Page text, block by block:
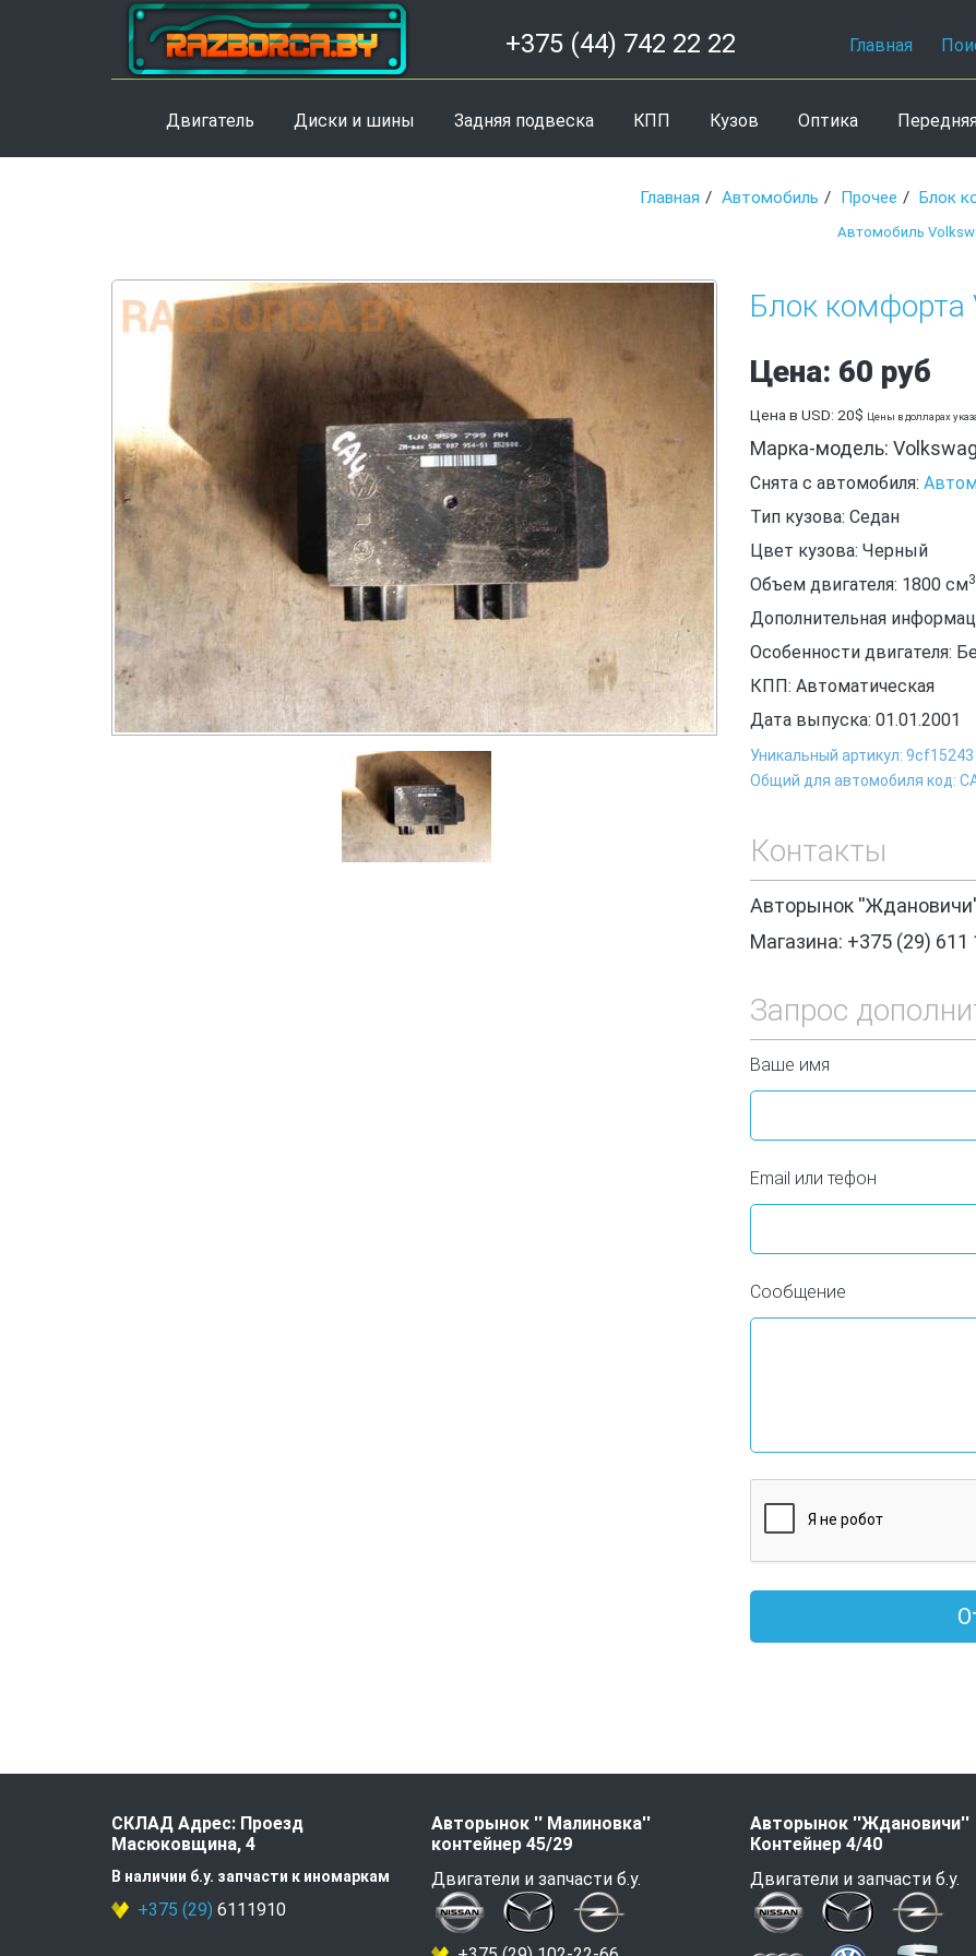
+375 (44) 742 22 22 Главная
Двигатель Диски и шины Задняя подвеска КПП Кузов Оптика
Главная Автомобиль Прочее Блок
Автомобиль
Блок комфорта
Цена: 60 руб
Цена в USD: 20$ Цены в долларах
Марка-модель:
Снята с автомобиля:
Тип кузова: Седан
Цвет кузова: Черный
Объем двигателя: 1800 см3
Дополнительная
Особенности двигателя:
КПП: Автоматическая
Дата выпуска: 01.01.2001
Уникальный артикул: 9cf15243
Общий для автомобиля код:
Контакты
Авторынок
Магазина: +375 (29) 611
Запрос
Ваше имя
Email или тефон
Сообщение
СКЛАД Адрес: Проезд
Масюковщина, 4
В наличии б.у. запчасти к иномаркам
+375 (29) 6111910
Авторынок '' Малиновка''
контейнер 45/29
Двигатели и запчасти б.у.
Авторынок ''Ждановичи''
Контейнер 4/40
Двигатели и запчасти б.у.